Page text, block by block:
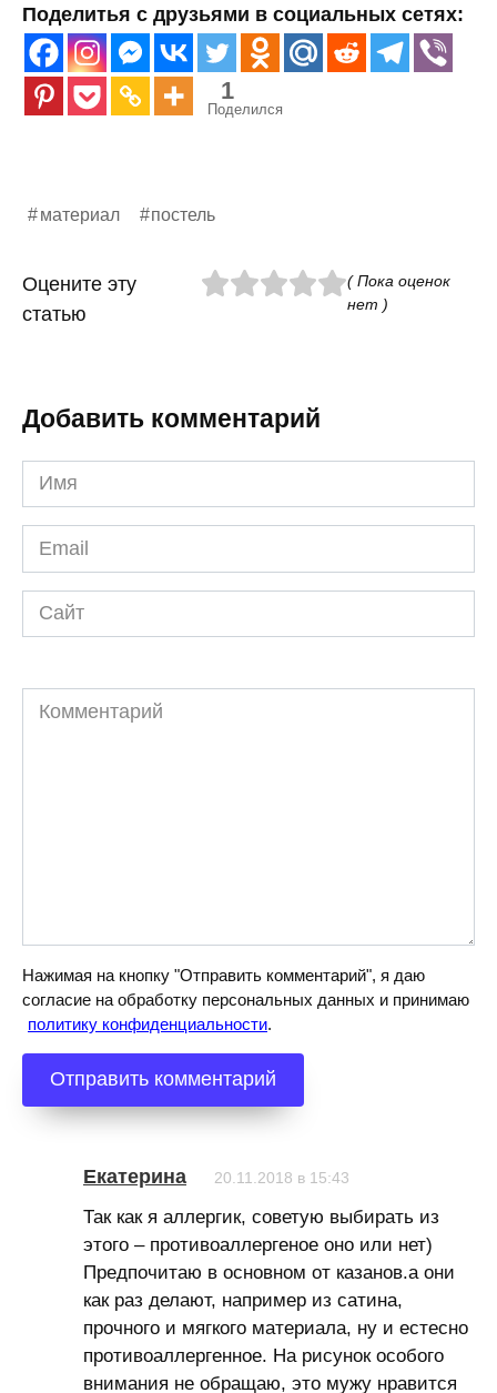
Поделитья с друзьями в социальных сетях:
1
Поделился
материал постель
Оцените эту
статью
( Пока оценок
нет )
Добавить комментарий
Имя
*
Email
*
Сайт
Комментарий
Нажимая на кнопку "Отправить комментарий", я даю
согласие на обработку персональных данных и принимаю
политику конфиденциальности.
Екатерина 20.11.2018 в 15:43
Так как я аллергик, советую выбирать из
этого – противоаллергеное оно или нет)
Предпочитаю в основном от казанов.а они
как раз делают, например из сатина,
прочного и мягкого материала, ну и естесно
противоаллергенное. На рисунок особого
внимания не обращаю, это мужу нравится